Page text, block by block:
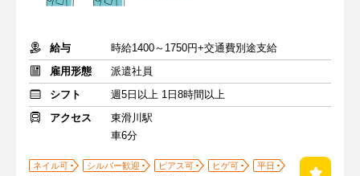
給与
時給1400～1750円+交通費別途支給
雇用形態
派遣社員
シフト
週5日以上 1日8時間以上
アクセス
東滑川駅
車6分
ネイル可 シルバー歓迎 ピアス可 ヒゲ可
平日